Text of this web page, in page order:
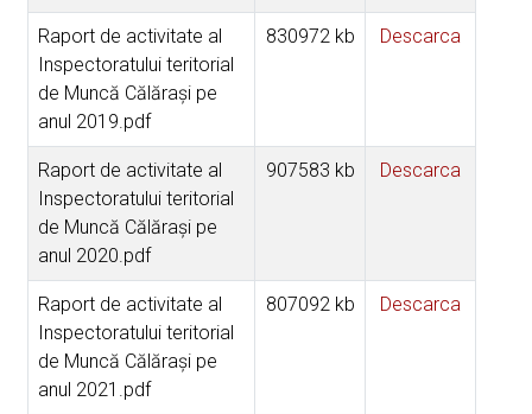
Raport de activitate al
Inspectoratului teritorial
de Muncă Călăraşi pe
anul 2019.pdf
830972 kb Descarca
Raport de activitate al
Inspectoratului teritorial
de Muncă Călăraşi pe
anul 2020.pdf
907583 kb Descarca
Raport de activitate al
Inspectoratului teritorial
de Muncă Călăraşi pe
anul 2021.pdf
807092 kb Descarca